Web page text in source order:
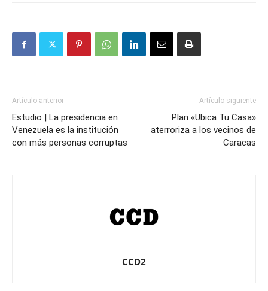
Artículo anterior
Estudio | La presidencia en
Venezuela es la institución
con más personas corruptas
Artículo siguiente
Plan «Ubica Tu Casa»
aterroriza a los vecinos de
Caracas
CCD2